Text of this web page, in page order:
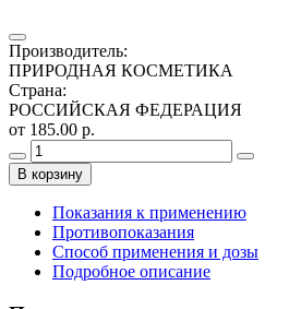
Производитель:
ПРИРОДНАЯ КОСМЕТИКА
Страна:
РОССИЙСКАЯ ФЕДЕРАЦИЯ
от 185.00 р.
В корзину
Показания к применению
Противопоказания
Способ применения и дозы
Подробное описание